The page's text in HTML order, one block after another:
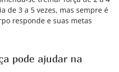
de 3 a 5 vezes, mas sempre é
responde e suas metas
pode ajudar na